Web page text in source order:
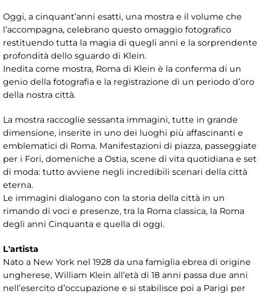
Oggi, a cinquant’anni esatti, una mostra e il volume che
l’accompagna, celebrano questo omaggio fotografico
restituendo tutta la magia di quegli anni e la sorprendente
profondità dello sguardo di Klein.
Inedita come mostra, Roma di Klein è la conferma di un
genio della fotografia e la registrazione di un periodo d’oro
della nostra città.
La mostra raccoglie sessanta immagini, tutte in grande
dimensione, inserite in uno dei luoghi più affascinanti e
emblematici di Roma. Manifestazioni di piazza, passeggiate
per i Fori, domeniche a Ostia, scene di vita quotidiana e set
di moda: tutto avviene negli incredibili scenari della città
eterna.
Le immagini dialogano con la storia della città in un
rimando di voci e presenze, tra la Roma classica, la Roma
degli anni Cinquanta e quella di oggi.
L'artista
Nato a New York nel 1928 da una famiglia ebrea di origine
ungherese, William Klein all’età di 18 anni passa due anni
nell’esercito d’occupazione e si stabilisce poi a Parigi per